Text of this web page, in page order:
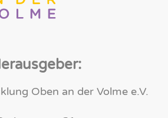
Oben an der Volme e.V.